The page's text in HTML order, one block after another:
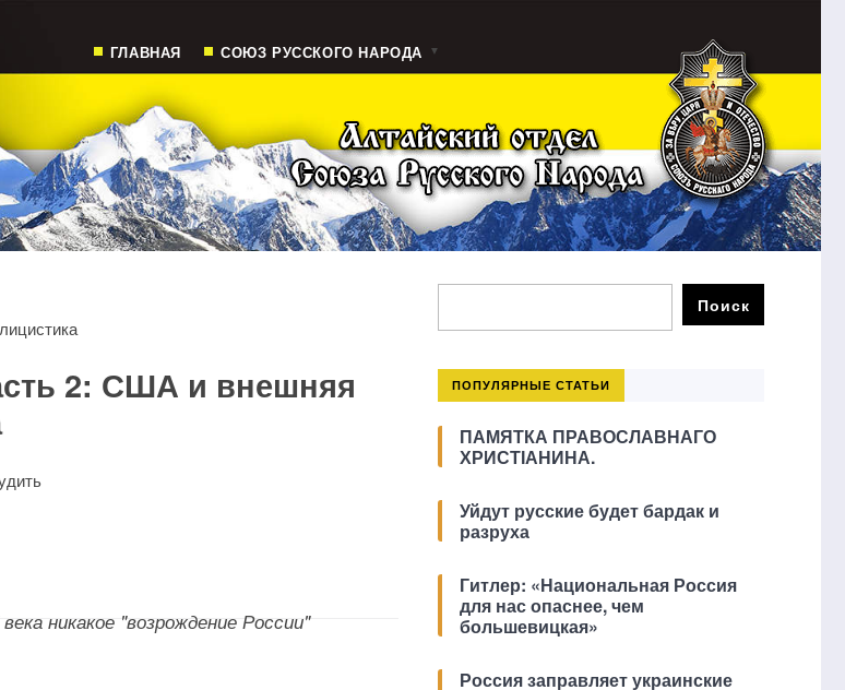
ГЛАВНАЯ СОЮЗ РУССКОГО НАРОДА
2: США и внешняя
никакое "возрождение России"
ПОПУЛЯРНЫЕ СТАТЬИ
ПАМЯТКА ПРАВОСЛАВНАГО
ХРИСТІАНИНА.
Уйдут русские будет бардак и
разруха
Гитлер: «Национальная Россия
для нас опаснее, чем
большевицкая»
Россия заправляет украинские